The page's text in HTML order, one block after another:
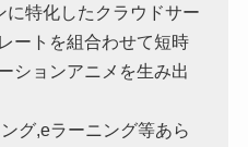
特化したクラウドサー
ートを組合わせて短時
ションアニメを生み出
グ,eラーニング等あら